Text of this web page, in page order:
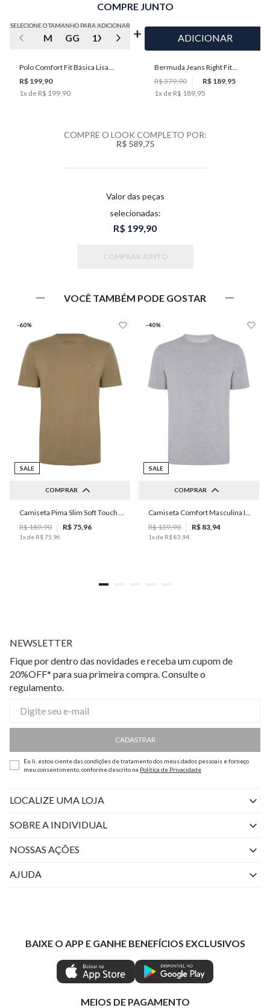
COMPRE JUNTO
SELECIONE O TAMANHO PARA ADICIONAR
M GG 1XGG 2XGG XGG
Polo Comfort Fit Básica Lisa
Perene Masculina Individual
R$ 199,90
1x de R$ 199,90
ADICIONAR
Bermuda Jeans Right Fit
Masculina Individual
R$ 379,90
R$ 189,95
1x de R$ 189,95
COMPRE O LOOK COMPLETO POR:
R$ 589,75
Valor das peças
selecionadas:
R$ 199,90
COMPRAR JUNTO
VOCÊ TAMBÉM PODE GOSTAR
-60%
SALE
COMPRAR
M
R$189,90 R$ 75, 96
1x de R$75 96
-40%
SALE
COMPRAR
P M G GG
R$139,90 R$ 83, 94
1x de R$83 94
NEWSLETTER
Fique por dentro das novidades e receba um cupom de
20%OFF* para sua primeira compra. Consulte o
regulamento.
CADASTRAR
Eu li, estou ciente das condições de tratamento dos meus dados pessoais e forneço
meu consentimento, conforme descrito na Política de Privacidade
LOCALIZE UMA LOJA
SOBRE A INDIVIDUAL
Quem Somos
Painel de Privacidade
Gestão de Preferências
NOSSAS AÇÕES
Livelo
IND CASHBACK
AJUDA
Trocas e Devoluções
Regulamentos
Seja Um Revendedor
Shop by WhatsApp Individual
BAIXE O APP E GANHE BENEFÍCIOS EXCLUSIVOS
MEIOS DE PAGAMENTO